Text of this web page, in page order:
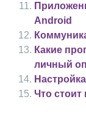
Android
Какие
личный
Что